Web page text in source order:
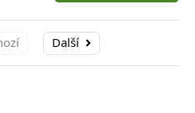
Další